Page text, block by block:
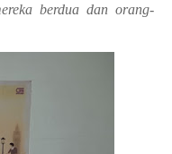
berdua dan orang-